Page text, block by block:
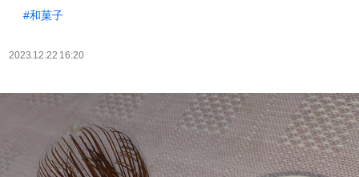
#和菓子
2023.12.22 16:20